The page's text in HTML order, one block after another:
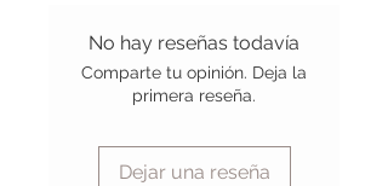
No hay reseñas todavía
Comparte tu opinión. Deja la
primera reseña.
Dejar una reseña